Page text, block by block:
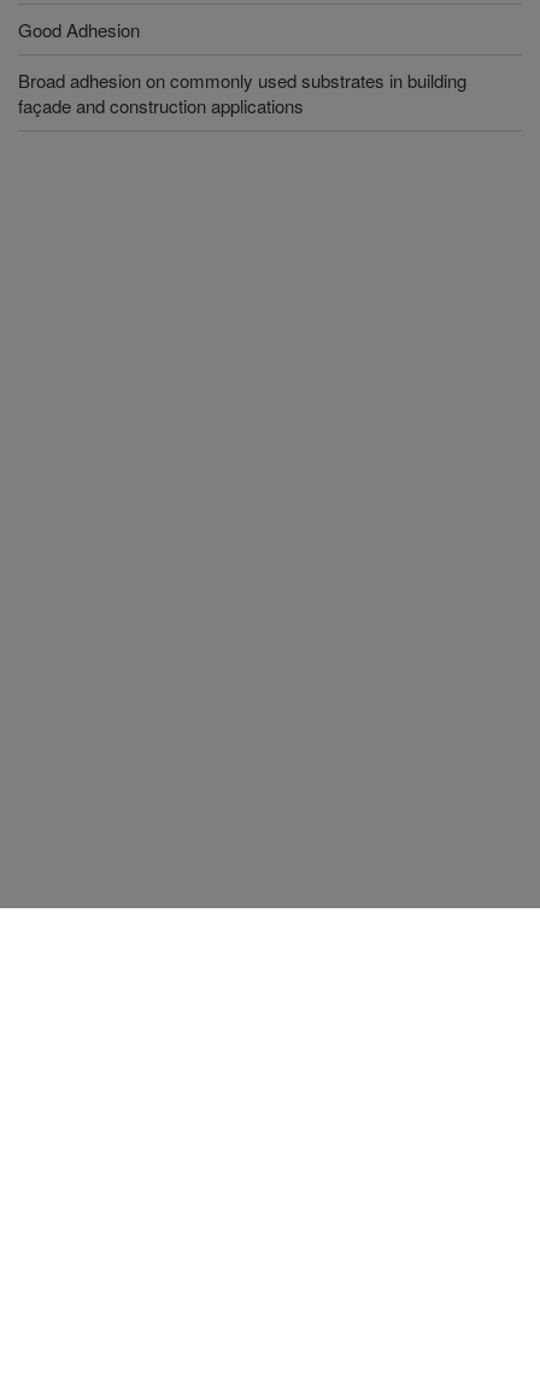
Good Adhesion
Broad adhesion on commonly used substrates in building
façade and construction applications